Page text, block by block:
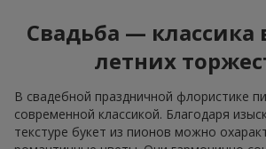
Свадьба — классика
летних
В свадебной праздничной флористике
современной классикой. Благодаря
текстуре букет из пионов можно